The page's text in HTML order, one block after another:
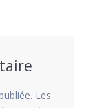
Les